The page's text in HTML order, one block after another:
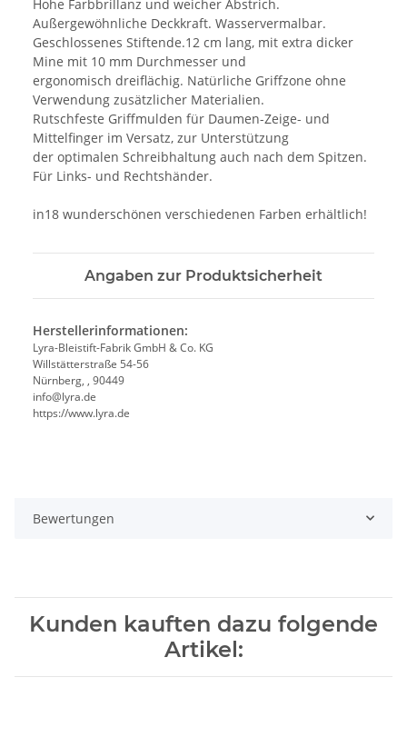
Hohe Farbbrillanz und weicher Abstrich.
Außergewöhnliche Deckkraft. Wasservermalbar.
Geschlossenes Stiftende.12 cm lang, mit extra dicker
Mine mit 10 mm Durchmesser und
ergonomisch dreiflächig. Natürliche Griffzone ohne
Verwendung zusätzlicher Materialien.
Rutschfeste Griffmulden für Daumen-Zeige- und
Mittelfinger im Versatz, zur Unterstützung
der optimalen Schreibhaltung auch nach dem Spitzen.
Für Links- und Rechtshänder.
in18 wunderschönen verschiedenen Farben erhältlich!
Angaben zur Produktsicherheit
Herstellerinformationen:
Lyra-Bleistift-Fabrik GmbH & Co. KG
Willstätterstraße 54-56
Nürnberg, , 90449
info@lyra.de
https://www.lyra.de
Bewertungen
Kunden kauften dazu folgende
Artikel: